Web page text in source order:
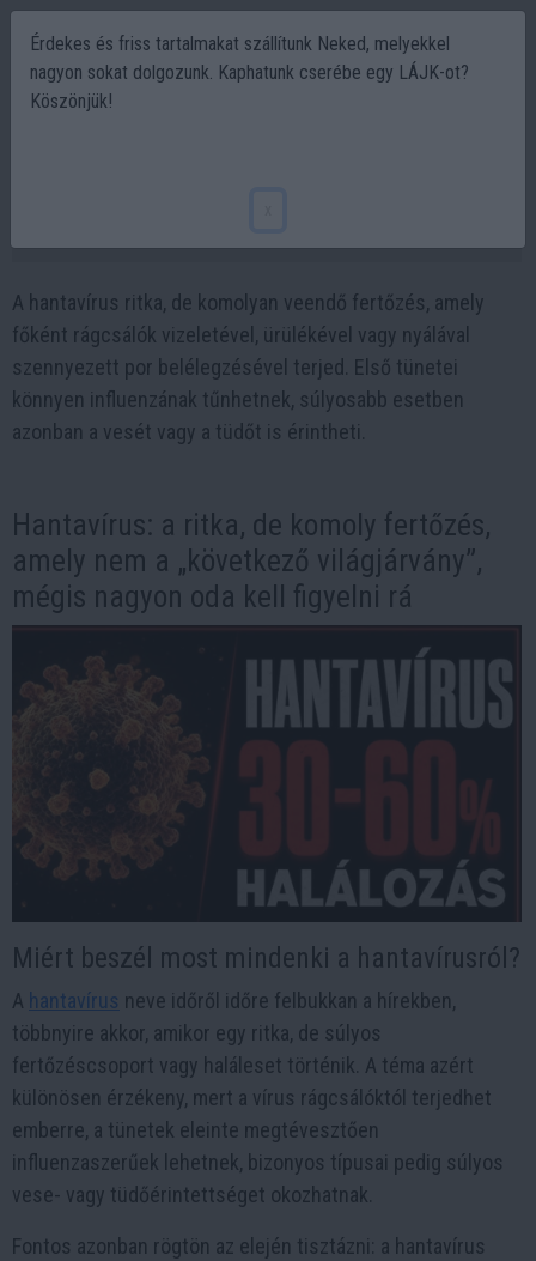
A hantavírus ritka, de komolyan veendő fertőzés, amely
főként rágcsálók vizeletével, ürülékével vagy nyálával
szennyezett por belélegzésével terjed. Első tünetei
könnyen influenzának tűnhetnek, súlyosabb esetben
azonban a vesét vagy a tüdőt is érintheti.
Hantavírus: a ritka, de komoly fertőzés,
amely nem a „következő világjárvány”,
mégis nagyon oda kell figyelni rá
Miért beszél most mindenki a hantavírusról?
A hantavírus neve időről időre felbukkan a hírekben,
többnyire akkor, amikor egy ritka, de súlyos
fertőzéscsoport vagy haláleset történik. A téma azért
különösen érzékeny, mert a vírus rágcsálóktól terjedhet
emberre, a tünetek eleinte megtévesztően
influenzaszerűek lehetnek, bizonyos típusai pedig súlyos
vese- vagy tüdőérintettséget okozhatnak.
Fontos azonban rögtön az elején tisztázni: a hantavírus
Érdekes és friss tartalmakat szállítunk Neked, melyekkel
nagyon sokat dolgozunk. Kaphatunk cserébe egy LÁJK-ot?
Köszönjük!